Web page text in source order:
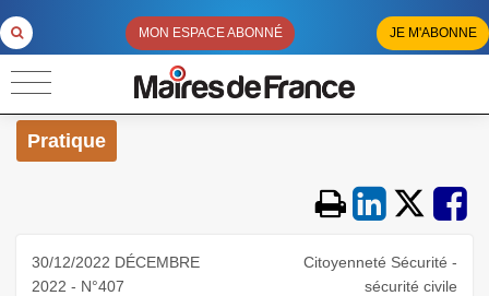
MON ESPACE ABONNÉ JE M'ABONNE
Pratique
30/12/2022 DÉCEMBRE
2022 - N°407
Citoyenneté Sécurité -
sécurité civile